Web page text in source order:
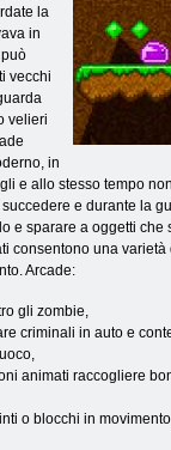
la
in
vecchi
velieri
in
e allo stesso tempo
e durante la
e sparare a oggetti che
consentono una varietà
Arcade:
gli zombie,
criminali in auto e
animati raccogliere
o blocchi in